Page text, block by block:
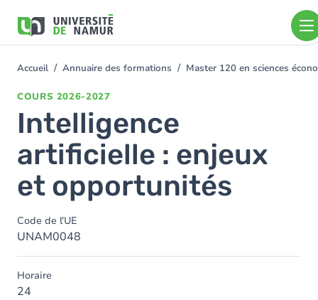
contenu
You
Accueil Annuaire des formations Master 120 en sciences
COURS 2026-2027
Intelligence
artificielle : enjeux
et opportunités
Code de l'UE
UNAM0048
Horaire
24